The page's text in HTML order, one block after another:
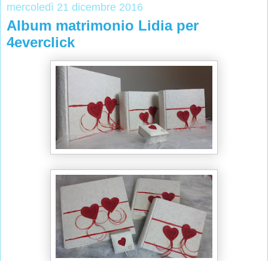
mercoledì 21 dicembre 2016
Album matrimonio Lidia per
4everclick